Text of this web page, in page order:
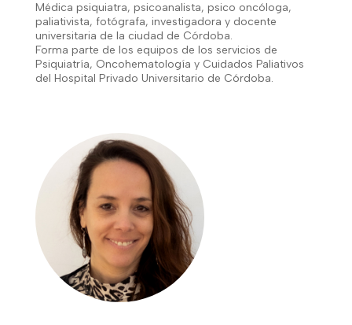
Médica psiquiatra, psicoanalista, psico oncóloga,
paliativista, fotógrafa, investigadora y docente
universitaria de la ciudad de Córdoba.
Forma parte de los equipos de los servicios de
Psiquiatría, Oncohematología y Cuidados Paliativos
del Hospital Privado Universitario de Córdoba.